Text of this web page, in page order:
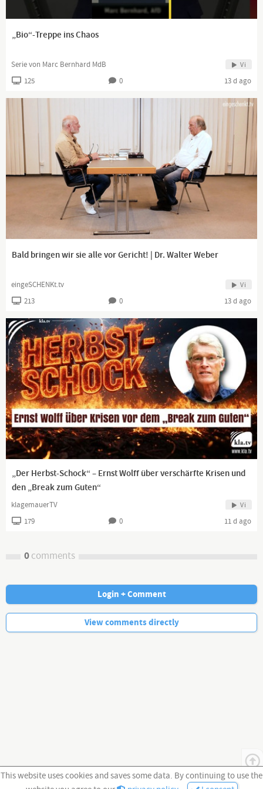
This website uses cookies and saves some data. By continuing to use the
www.kla.tv/news
„Bio“-Treppe ins Chaos
Serie von Marc Bernhard MdB Vi
125 0 13 d ago
Bald bringen wir sie alle vor Gericht! | Dr. Walter Weber
eingeSCHENKt.tv Vi
213 0 13 d ago
„Der Herbst-Schock“ – Ernst Wolff über verschärfte Krisen und
den „Break zum Guten“
klagemauerTV Vi
179 0 11 d ago
0comments
No more comments.
Login + Comment
View comments directly